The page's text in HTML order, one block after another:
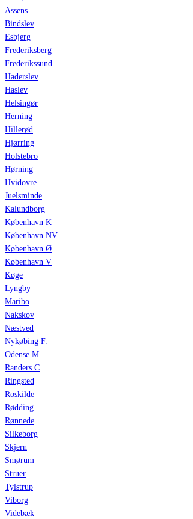
Assens
Bindslev
Esbjerg
Frederiksberg
Frederikssund
Haderslev
Haslev
Helsingør
Herning
Hillerød
Hjørring
Holstebro
Hørning
Hvidovre
Juelsminde
Kalundborg
København K
København NV
København Ø
København V
Køge
Lyngby
Maribo
Nakskov
Næstved
Nykøbing F.
Odense M
Randers C
Ringsted
Roskilde
Rødding
Rønnede
Silkeborg
Skjern
Smørum
Struer
Tylstrup
Viborg
Videbæk